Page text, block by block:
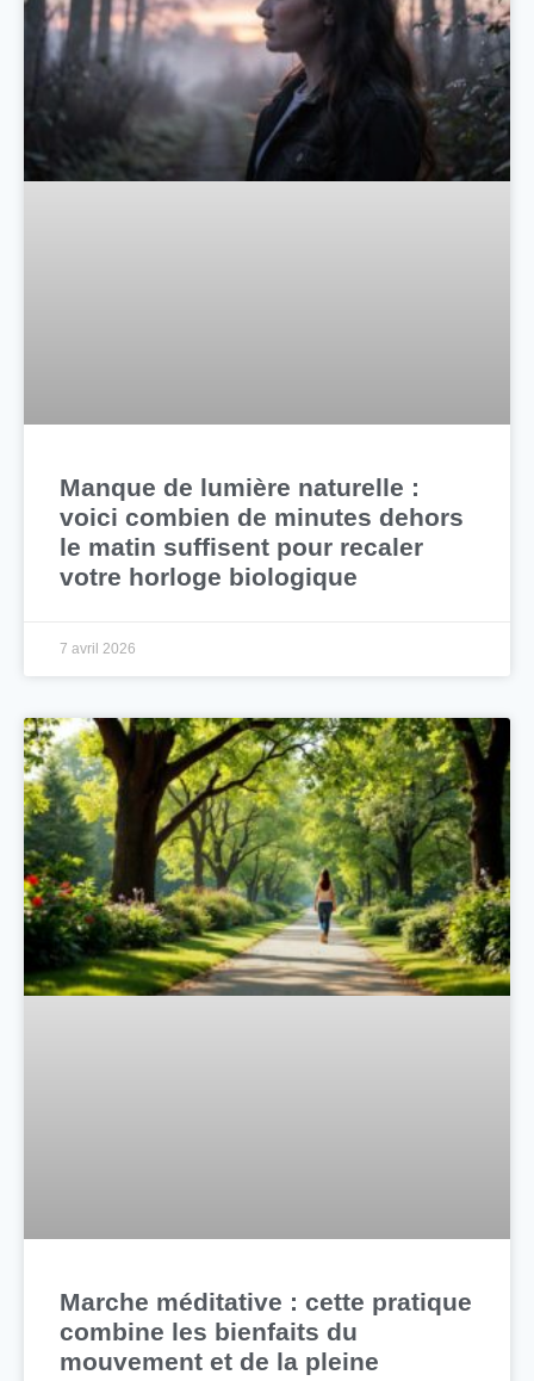
Manque de lumière naturelle :
voici combien de minutes dehors
le matin suffisent pour recaler
votre horloge biologique
7 avril 2026
Marche méditative : cette pratique
combine les bienfaits du
mouvement et de la pleine